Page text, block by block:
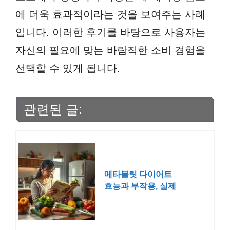
에 더욱 효과적이라는 것을 보여주는 사례
입니다. 이러한 후기를 바탕으로 사용자는
자신의 필요에 맞는 바람직한 소비 경험을
선택할 수 있게 됩니다.
관련된 글:
메타볼릿 다이어트
효능과 부작용, 실제